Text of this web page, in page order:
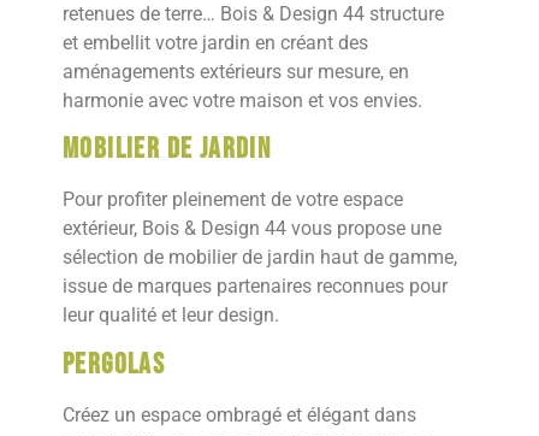
retenues de terre… Bois & Design 44 structure
et embellit votre jardin en créant des
aménagements extérieurs sur mesure, en
harmonie avec votre maison et vos envies.
Mobilier de jardin
Pour profiter pleinement de votre espace
extérieur, Bois & Design 44 vous propose une
sélection de mobilier de jardin haut de gamme,
issue de marques partenaires reconnues pour
leur qualité et leur design.
Pergolas
Créez un espace ombragé et élégant dans